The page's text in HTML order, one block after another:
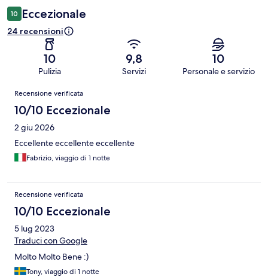
10 Eccezionale
24 recensioni
10
Pulizia
9,8
Servizi
10
Personale e servizio
Recensioni
Recensione verificata
10/10 Eccezionale
2 giu 2026
Eccellente eccellente eccellente
Fabrizio, viaggio di 1 notte
Recensione verificata
10/10 Eccezionale
5 lug 2023
Traduci con Google
Molto Molto Bene :)
Tony, viaggio di 1 notte